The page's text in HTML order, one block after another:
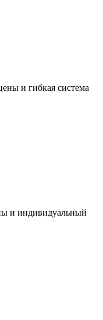
и гибкая система
и индивидуальный